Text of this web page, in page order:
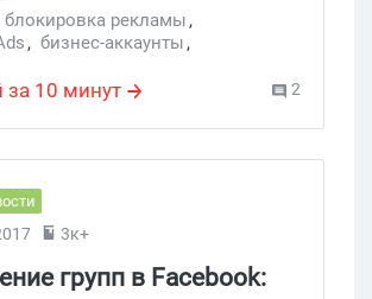
блокировка рекламы,
, бизнес-аккаунты,
аккунтов,бан акков
за 10 минут 2
3к+
групп в Facebook: